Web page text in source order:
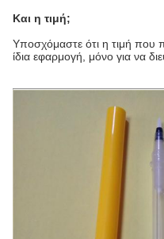
Και η τιμή;
Υποσχόμαστε ότι η τιμή που
ίδια εφαρμογή, μόνο για να